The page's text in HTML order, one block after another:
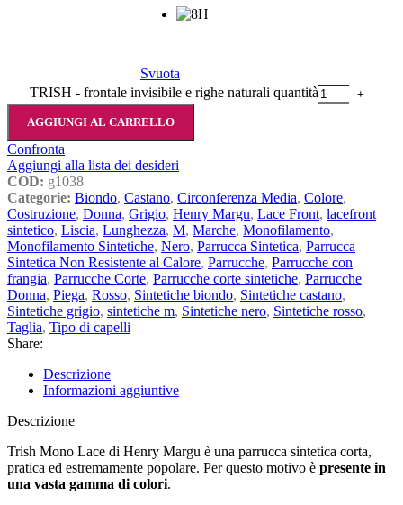
Svuota
TRISH - frontale invisibile e righe naturali quantità
AGGIUNGI AL CARRELLO
Confronta
Aggiungi alla lista dei desideri
COD: g1038
Categorie: Biondo, Castano, Circonferenza Media, Colore,
Costruzione, Donna, Grigio, Henry Margu, Lace Front, lacefront
sintetico, Liscia, Lunghezza, M, Marche, Monofilamento,
Monofilamento Sintetiche, Nero, Parrucca Sintetica, Parrucca
Sintetica Non Resistente al Calore, Parrucche, Parrucche con
frangia, Parrucche Corte, Parrucche corte sintetiche, Parrucche
Donna, Piega, Rosso, Sintetiche biondo, Sintetiche castano,
Sintetiche grigio, sintetiche m, Sintetiche nero, Sintetiche rosso,
Taglia, Tipo di capelli
Share:
Descrizione
Informazioni aggiuntive
Descrizione
Trish Mono Lace di Henry Margu è una parrucca sintetica corta,
pratica ed estremamente popolare. Per questo motivo è presente in
una vasta gamma di colori.